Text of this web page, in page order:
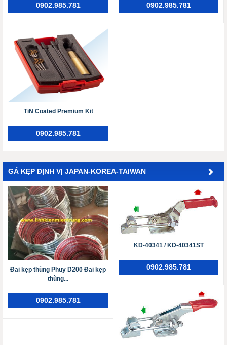
0902.985.781 0902.985.781
TiN Coated Premium Kit
0902.985.781
GÁ KẸP ĐỊNH VỊ JAPAN-KOREA-TAIWAN
Đai kẹp thùng Phuy D200 Đai kẹp
thùng...
0902.985.781
KD-40341 / KD-40341ST
0902.985.781